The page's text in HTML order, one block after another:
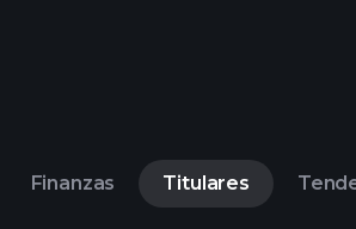
Finanzas Titulares